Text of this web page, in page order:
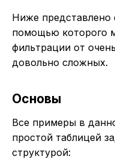
Ниже представлено
помощью которого
фильтрации от
довольно сложных.
Основы
Все примеры в
простой таблицей
структурой: